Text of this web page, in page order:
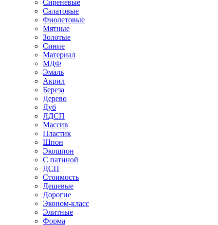
Сиреневые
Салатовые
Фиолетовые
Мятные
Золотые
Синие
Материал
МДФ
Эмаль
Акрил
Береза
Дерево
Дуб
ЛДСП
Массив
Пластик
Шпон
Экошпон
С патиной
ДСП
Стоимость
Дешевые
Дорогие
Эконом-класс
Элитные
Форма